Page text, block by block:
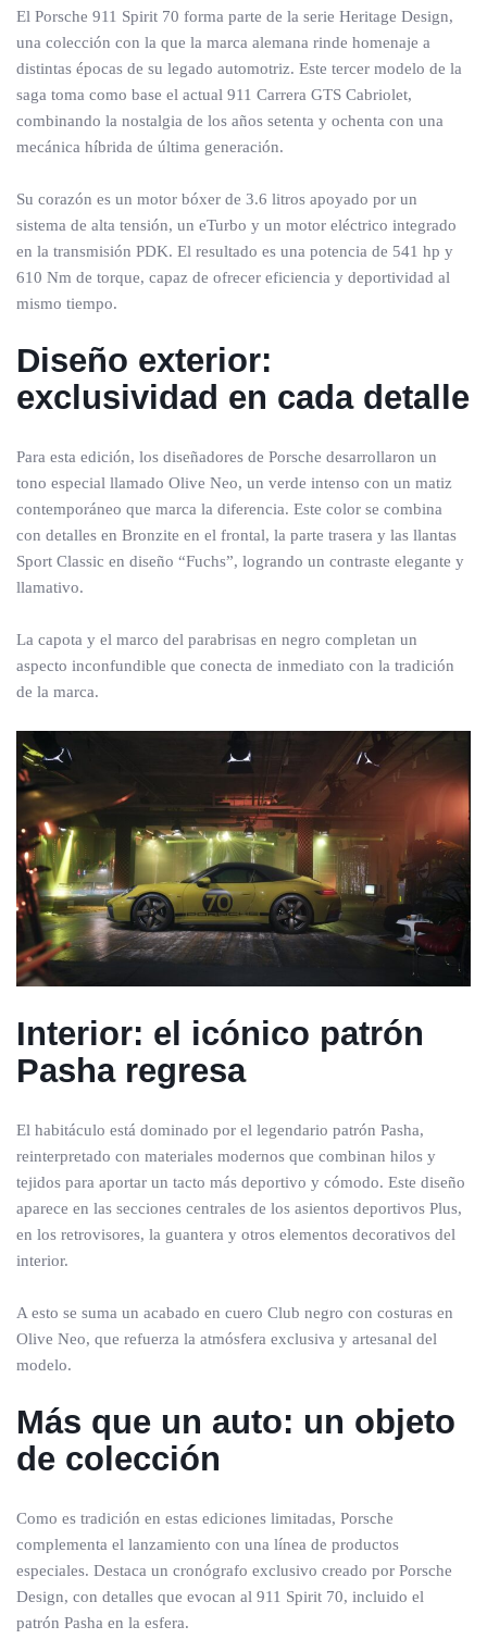
El Porsche 911 Spirit 70 forma parte de la serie Heritage Design,
una colección con la que la marca alemana rinde homenaje a
distintas épocas de su legado automotriz. Este tercer modelo de la
saga toma como base el actual 911 Carrera GTS Cabriolet,
combinando la nostalgia de los años setenta y ochenta con una
mecánica híbrida de última generación.
Su corazón es un motor bóxer de 3.6 litros apoyado por un
sistema de alta tensión, un eTurbo y un motor eléctrico integrado
en la transmisión PDK. El resultado es una potencia de 541 hp y
610 Nm de torque, capaz de ofrecer eficiencia y deportividad al
mismo tiempo.
Diseño exterior:
exclusividad en cada detalle
Para esta edición, los diseñadores de Porsche desarrollaron un
tono especial llamado Olive Neo, un verde intenso con un matiz
contemporáneo que marca la diferencia. Este color se combina
con detalles en Bronzite en el frontal, la parte trasera y las llantas
Sport Classic en diseño “Fuchs”, logrando un contraste elegante y
llamativo.
La capota y el marco del parabrisas en negro completan un
aspecto inconfundible que conecta de inmediato con la tradición
de la marca.
Interior: el icónico patrón
Pasha regresa
El habitáculo está dominado por el legendario patrón Pasha,
reinterpretado con materiales modernos que combinan hilos y
tejidos para aportar un tacto más deportivo y cómodo. Este diseño
aparece en las secciones centrales de los asientos deportivos Plus,
en los retrovisores, la guantera y otros elementos decorativos del
interior.
A esto se suma un acabado en cuero Club negro con costuras en
Olive Neo, que refuerza la atmósfera exclusiva y artesanal del
modelo.
Más que un auto: un objeto
de colección
Como es tradición en estas ediciones limitadas, Porsche
complementa el lanzamiento con una línea de productos
especiales. Destaca un cronógrafo exclusivo creado por Porsche
Design, con detalles que evocan al 911 Spirit 70, incluido el
patrón Pasha en la esfera.